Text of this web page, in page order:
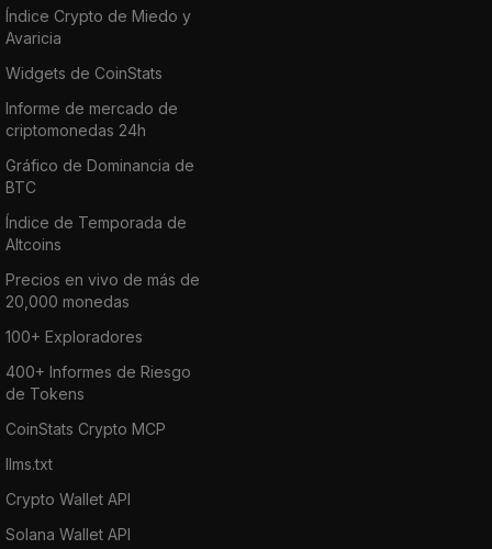
Índice Crypto de Miedo y
Avaricia
Widgets de CoinStats
Informe de mercado de
criptomonedas 24h
Gráfico de Dominancia de
BTC
Índice de Temporada de
Altcoins
Precios en vivo de más de
20,000 monedas
100+ Exploradores
400+ Informes de Riesgo
de Tokens
CoinStats Crypto MCP
llms.txt
Crypto Wallet API
Solana Wallet API